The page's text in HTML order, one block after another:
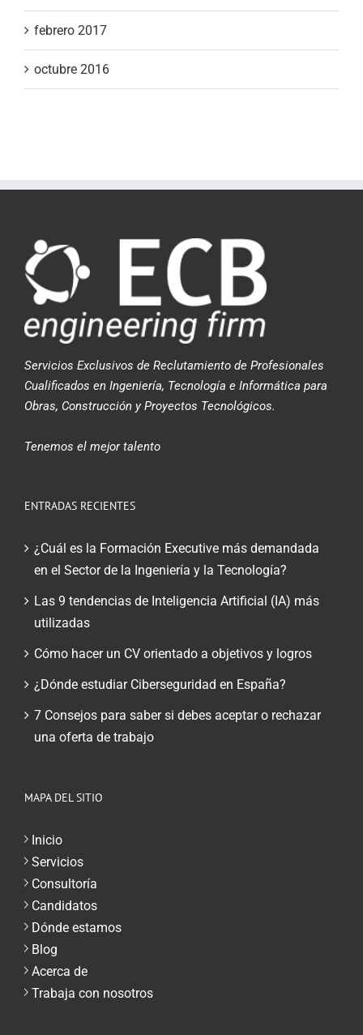
febrero 2017
octubre 2016
Servicios Exclusivos de Reclutamiento de Profesionales
Cualificados en Ingeniería, Tecnología e Informática para
Obras, Construcción y Proyectos Tecnológicos.
Tenemos el mejor talento
ENTRADAS RECIENTES
¿Cuál es la Formación Executive más demandada
en el Sector de la Ingeniería y la Tecnología?
Las 9 tendencias de Inteligencia Artificial (IA) más
utilizadas
Cómo hacer un CV orientado a objetivos y logros
¿Dónde estudiar Ciberseguridad en España?
7 Consejos para saber si debes aceptar o rechazar
una oferta de trabajo
MAPA DEL SITIO
Inicio
Servicios
Consultoría
Candidatos
Dónde estamos
Blog
Acerca de
Trabaja con nosotros